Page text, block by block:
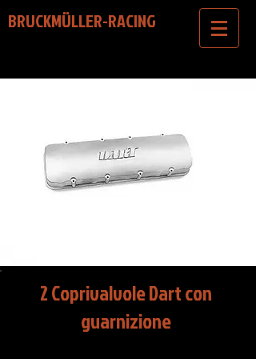
BRUCKMÜLLER-RACING
2 Coprivalvole Dart con
guarnizione